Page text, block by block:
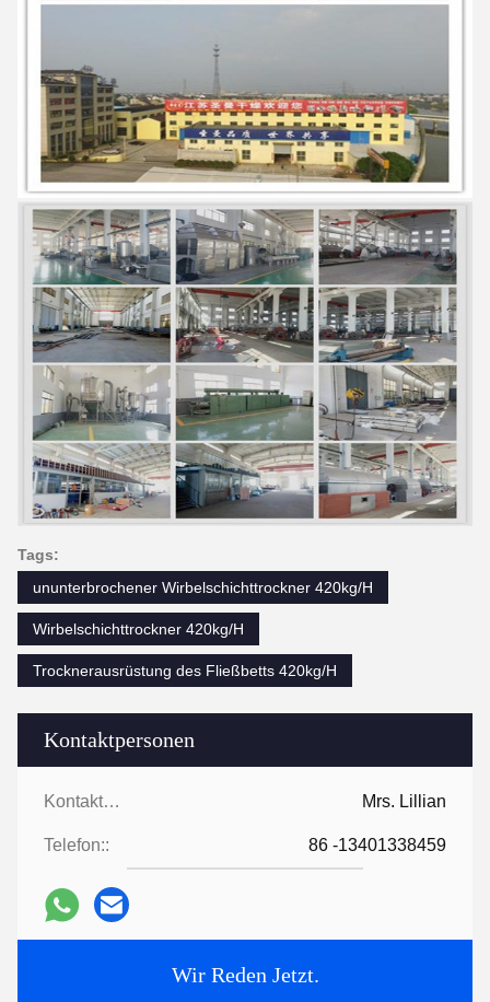
Kontaktpersonen
Kontaktpersonen: Mrs. Lillian
Telefon:: 86 -13401338459
Wir Reden Jetzt.
Tags:
ununterbrochener Wirbelschichttrockner 420kg/H
Wirbelschichttrockner 420kg/H
Trocknerausrüstung des Fließbetts 420kg/H